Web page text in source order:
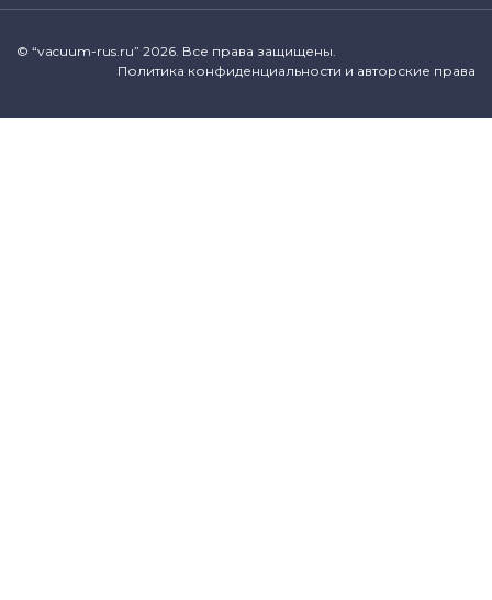
© “vacuum-rus.ru” 2026. Все права защищены.
Политика конфиденциальности и авторские права